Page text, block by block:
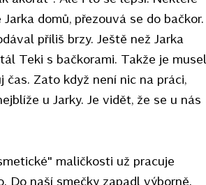
domů, přezouvá se do bačkor.
příliš brzy. Ještě než Jarka
Teki s bačkorami. Takže je musel
Zato když není nic na práci,
u Jarky. Je vidět, že se u nás
maličkosti už pracuje
Do naší smečky zapadl výborně.